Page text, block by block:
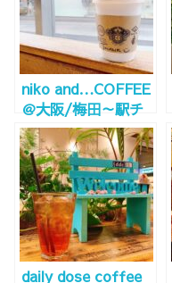
niko and…COFFEE
＠大阪/梅田～駅チ
カHEP1階の明るい
カフェ。電源Wi-Fi
完備！～
daily dose coffee